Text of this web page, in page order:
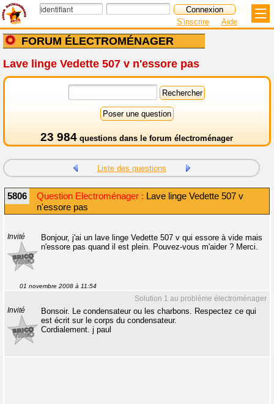
FORUM ÉLECTROMÉNAGER
S'inscrire Aide
Lave linge Vedette 507 v n'essore pas
23 984 questions dans le forum électroménager
Liste des questions
5806 Question Electroménager : Lave linge Vedette 507 v
n'essore pas
Invité
Bonjour, j'ai un lave linge Vedette 507 v qui essore à vide mais
n'essore pas quand il est plein. Pouvez-vous m'aider ? Merci.
01 novembre 2008 à 11:54
Solution 1 au problème électroménager
Invité
Bonsoir. Le condensateur ou les charbons. Respectez ce qui
est écrit sur le corps du condensateur.
Cordialement. j paul